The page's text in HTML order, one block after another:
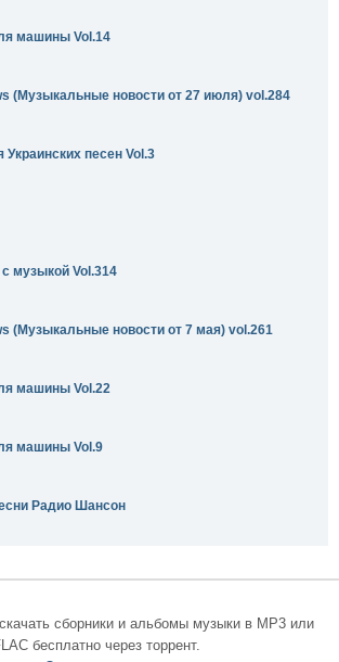
машины Vol.14
(Музыкальные новости от 27 июля) vol.284
Украинских песен Vol.3
музыкой Vol.314
(Музыкальные новости от 7 мая) vol.261
машины Vol.22
машины Vol.9
Радио Шансон
сборники и альбомы музыки в MP3 или
бесплатно через торрент.